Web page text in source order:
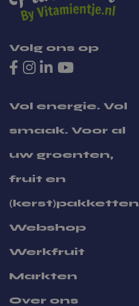
Volg ons op
Vol energie. Vol
smaak. Voor al
uw groenten,
fruit en
(kerst)pakketten
Webshop
Werkfruit
Markten
Over ons